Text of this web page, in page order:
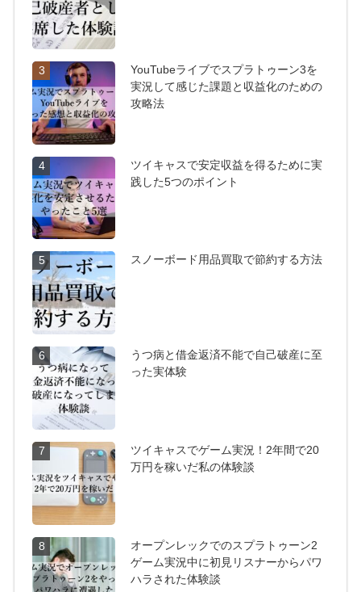
3
YouTubeライブでスプラトゥーン3を
実況して感じた課題と収益化のための
攻略法
4
ツイキャスで安定収益を得るために実
践した5つのポイント
5 スノーボード用品買取で節約する方法
6
うつ病と借金返済不能で自己破産に至
った実体験
7
ツイキャスでゲーム実況！2年間で20
万円を稼いだ私の体験談
8
オープンレックでのスプラトゥーン2
ゲーム実況中に初見リスナーからパワ
ハラされた体験談